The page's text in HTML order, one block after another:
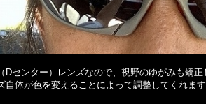
Dセンター）レンズなので、視野のゆがみも矯
自体が色を変えることによって調整してくれます